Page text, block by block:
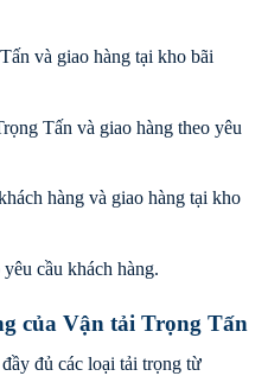
và giao hàng tại kho bãi
Tấn và giao hàng theo yêu
hàng và giao hàng tại kho
cầu khách hàng.
của Vận tải Trọng Tấn
đủ các loại tải trọng từ